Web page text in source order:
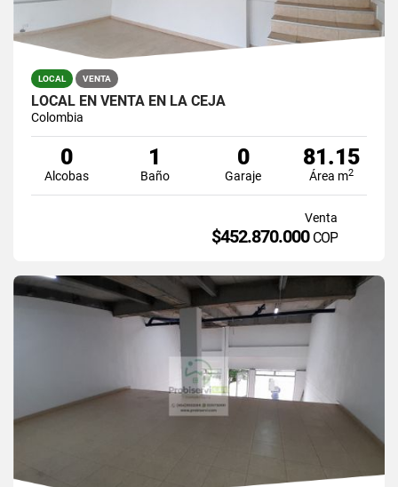
LOCAL VENTA
LOCAL EN VENTA EN LA CEJA
Colombia
0
Alcobas
1
Baño
0
Garaje
81.15
Área m2
Venta
$452.870.000 COP